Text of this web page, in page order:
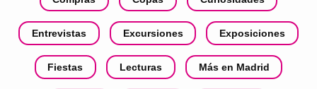
Entrevistas Excursiones Exposiciones
Fiestas Lecturas Más en Madrid